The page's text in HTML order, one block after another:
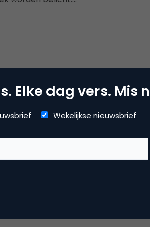
Elke dag vers. Mis
Wekelijkse nieuwsbrief